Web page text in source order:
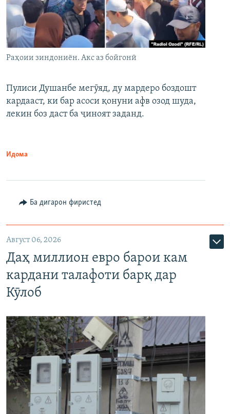
Раҳоии зиндониён. Акс аз бойгонӣ
Пулиси Душанбе мегӯяд, ду мардеро боздошт
кардааст, ки бар асоси қонуни афв озод шуда,
лекин боз даст ба ҷиноят заданд.
Идома
Ба дигарон фиристед
Август 06, 2026
Даҳ миллион евро барои кам
кардани талафоти барқ дар
Кӯлоб